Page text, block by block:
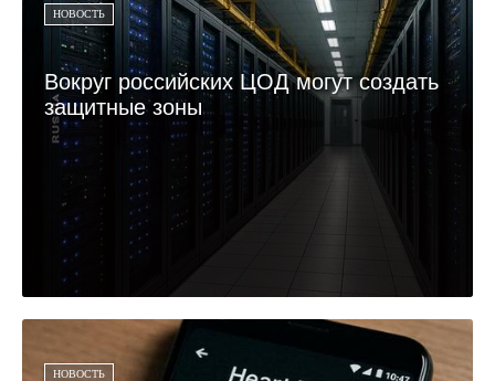
НОВОСТЬ
Вокруг российских ЦОД могут создать
защитные зоны
НОВОСТЬ